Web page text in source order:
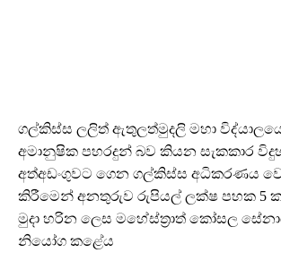
ගල්කිස්ස ලලිත් ඇතුලත්මුදලි මහා විද්යාලයේ
අමානුෂික පහරදුන් බව කියන සැකකාර
අත්අඩංගුවට ගෙන ගල්කිස්ස අධිකරණය
කිරීමෙන් අනතුරුව රුපියල් ලක්ෂ පහක 5
මුදා හරින ලෙස මහේස්ත්‍රාත් කෝසල
නියෝග කළේය